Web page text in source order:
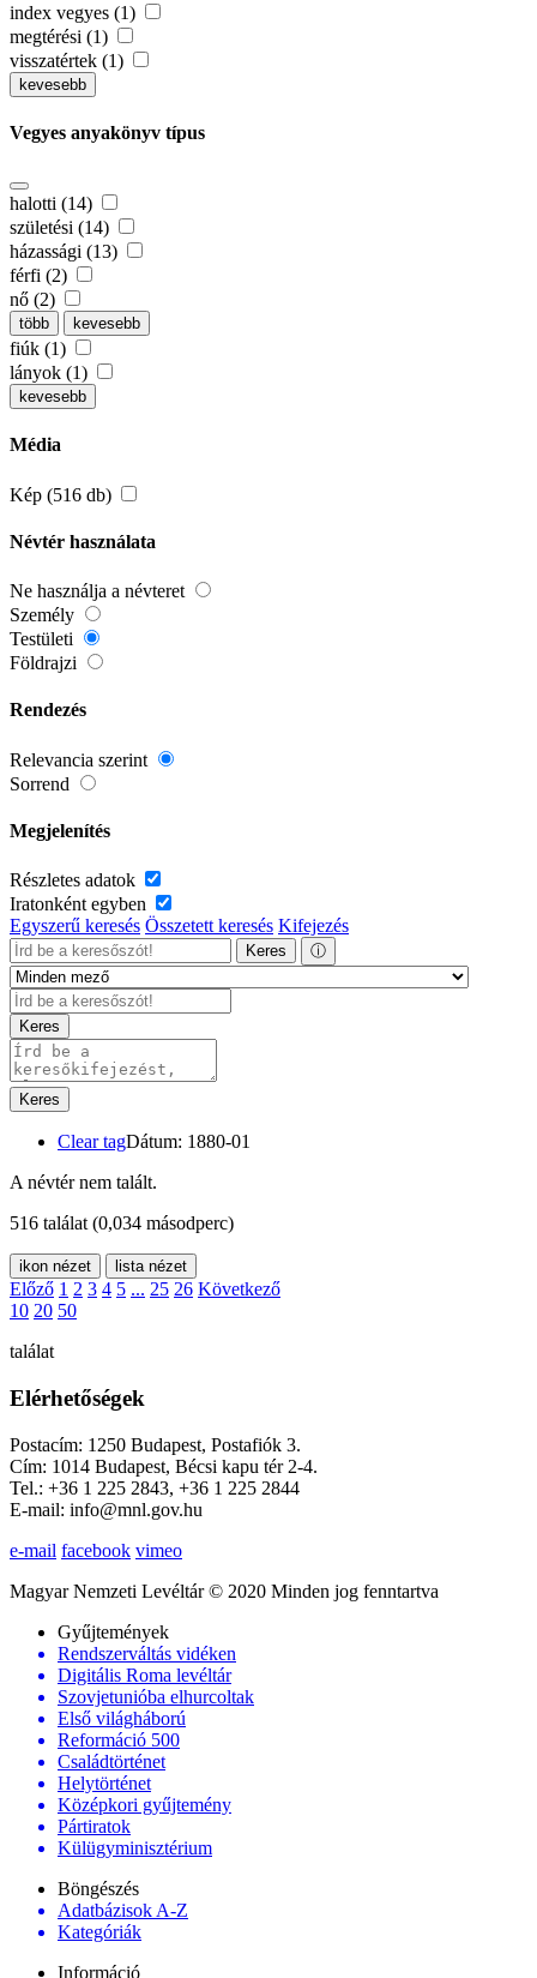
index vegyes (1)
megtérési (1)
visszatértek (1)
kevesebb
Vegyes anyakönyv típus
halotti (14)
születési (14)
házassági (13)
férfi (2)
nő (2)
több kevesebb
fiúk (1)
lányok (1)
kevesebb
Média
Kép (516 db)
Névtér használata
Ne használja a névteret
Személy
Testületi
Földrajzi
Rendezés
Relevancia szerint
Sorrend
Megjelenítés
Részletes adatok
Iratonként egyben
Egyszerű keresés Összetett keresés Kifejezés
Keres ⓘ
Keres
Keres
Clear tagDátum: 1880-01
A névtér nem talált.
516 találat (0,034 másodperc)
ikon nézet lista nézet
Előző 1 2 3 4 5 ... 25 26 Következő
10 20 50
találat
Elérhetőségek
Postacím: 1250 Budapest, Postafiók 3.
Cím: 1014 Budapest, Bécsi kapu tér 2-4.
Tel.: +36 1 225 2843, +36 1 225 2844
E-mail: info@mnl.gov.hu
e-mail facebook vimeo
Magyar Nemzeti Levéltár © 2020 Minden jog fenntartva
Gyűjtemények
Rendszerváltás vidéken
Digitális Roma levéltár
Szovjetunióba elhurcoltak
Első világháború
Reformáció 500
Családtörténet
Helytörténet
Középkori gyűjtemény
Pártiratok
Külügyminisztérium
Böngészés
Adatbázisok A-Z
Kategóriák
Információ